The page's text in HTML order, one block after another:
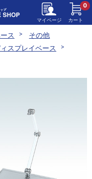
マイページ カート
0
ス
その他
スプレイベース